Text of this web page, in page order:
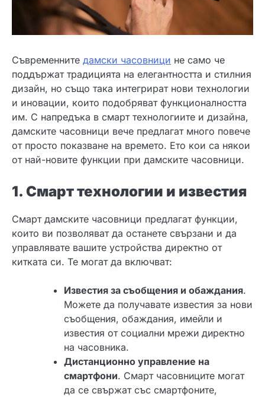
Съвременните дамски часовници не само че
поддържат традицията на елегантността и стилния
дизайн, но също така интегрират нови технологии
и иновации, които подобряват функционалността
им. С напредъка в смарт технологиите и дизайна,
дамските часовници вече предлагат много повече
от просто показване на времето. Ето кои са някои
от най-новите функции при дамските часовници.
1. Смарт технологии и известия
Смарт дамските часовници предлагат функции,
които ви позволяват да останете свързани и да
управлявате вашите устройства директно от
китката си. Те могат да включват:
Известия за съобщения и обаждания.
Можете да получавате известия за нови
съобщения, обаждания, имейли и
известия от социални мрежи директно
на часовника.
Дистанционно управление на
смартфони. Смарт часовниците могат
да се свържат със смартфоните,